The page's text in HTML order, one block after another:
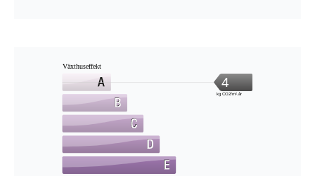
Växthuseffekt
4
kg CO2/m².år